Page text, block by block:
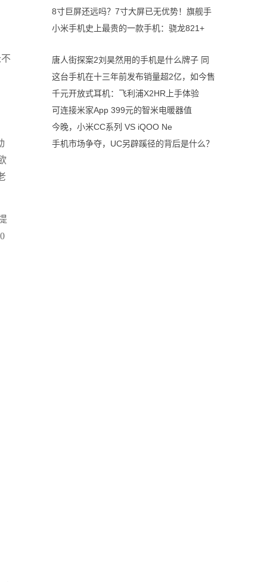
8寸巨屏还远吗？7寸大屏已无优势！旗舰手
小米手机史上最贵的一款手机：骁龙821+
唐人街探案2刘昊然用的手机是什么牌子 同
这台手机在十三年前发布销量超2亿，如今售
千元开放式耳机：飞利浦X2HR上手体验
可连接米家App 399元的智米电暖器值
今晚，小米CC系列 VS iQOO Ne
手机市场争夺，UC另辟蹊径的背后是什么？